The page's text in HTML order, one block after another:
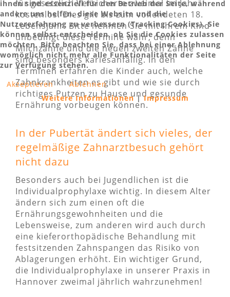
für gesetzlich Versicherte zweimal im Jahr
kostenlos. Dies gilt bis zum vollendeten 18.
Lebensjahr. Bitte nehmen Sie mit Ihrem Kind
unbedingt diese Termine wahr, denn
Milchzähne und die neuen zweiten Zähne
sind besonders kariesanfällig. In den
Terminen erfahren die Kinder auch, welche
Zahnkrankheiten es gibt und wie sie durch
richtiges Putzen zu Hause und gesunde
Ernährung vorbeugen können.
In der Pubertät ändert sich vieles, der
regelmäßige Zahnarztbesuch gehört
nicht dazu
Besonders auch bei Jugendlichen ist die
Individualprophylaxe wichtig. In diesem Alter
ändern sich zum einen oft die
Ernährungsgewohnheiten und die
Lebensweise, zum anderen wird auch durch
eine kieferorthopädische Behandlung mit
festsitzenden Zahnspangen das Risiko von
Ablagerungen erhöht. Ein wichtiger Grund,
die Individualprophylaxe in unserer Praxis in
Hannover zweimal jährlich wahrzunehmen!
ihnen sind essenziell für den Betrieb der Seite, während
andere uns helfen, diese Website und die
Nutzererfahrung zu verbessern (Tracking Cookies). Sie
können selbst entscheiden, ob Sie die Cookies zulassen
möchten. Bitte beachten Sie, dass bei einer Ablehnung
womöglich nicht mehr alle Funktionalitäten der Seite
zur Verfügung stehen.
Akzeptieren
Ablehnen
Weitere Informationen|Impressum